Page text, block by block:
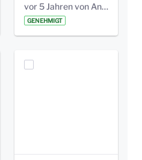
vor 5 Jahren von Anni Schlumberger
GENEHMIGT